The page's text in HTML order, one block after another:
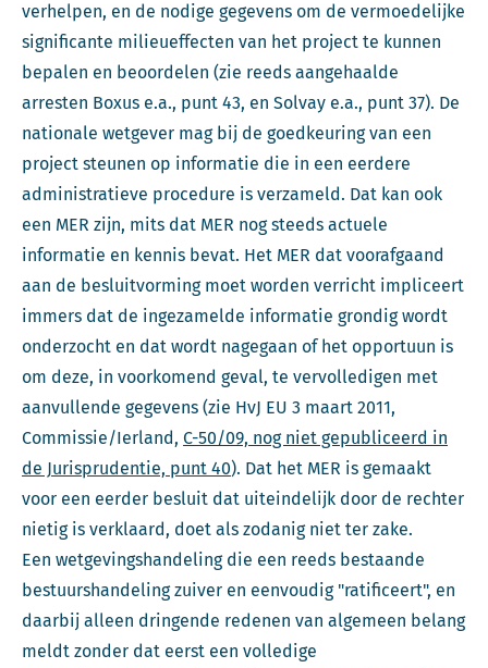
verhelpen, en de nodige gegevens om de vermoedelijke
significante milieueffecten van het project te kunnen
bepalen en beoordelen (zie reeds aangehaalde
arresten Boxus e.a., punt 43, en Solvay e.a., punt 37). De
nationale wetgever mag bij de goedkeuring van een
project steunen op informatie die in een eerdere
administratieve procedure is verzameld. Dat kan ook
een MER zijn, mits dat MER nog steeds actuele
informatie en kennis bevat. Het MER dat voorafgaand
aan de besluitvorming moet worden verricht impliceert
immers dat de ingezamelde informatie grondig wordt
onderzocht en dat wordt nagegaan of het opportuun is
om deze, in voorkomend geval, te vervolledigen met
aanvullende gegevens (zie HvJ EU 3 maart 2011,
Commissie/Ierland, C-50/09, nog niet gepubliceerd in
de Jurisprudentie, punt 40). Dat het MER is gemaakt
voor een eerder besluit dat uiteindelijk door de rechter
nietig is verklaard, doet als zodanig niet ter zake.
Een wetgevingshandeling die een reeds bestaande
bestuurshandeling zuiver en eenvoudig "ratificeert", en
daarbij alleen dringende redenen van algemeen belang
meldt zonder dat eerst een volledige